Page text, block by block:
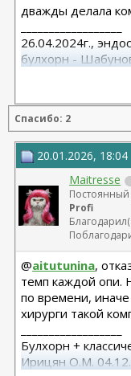
дважды делала
26.04.2024г.,
булхорн -
06.12.2024г.,
22.09.2025г.
Бабикова М.А.
06.01.2026г.
М.А.
Спасибо: 2
20.01.2026, 18:04
Maitresse
Постоянный
Profi
@aitutunina,
темп каждой опи.
по времени,
хирурги такой
Булхорн +
Ирицян О.М.